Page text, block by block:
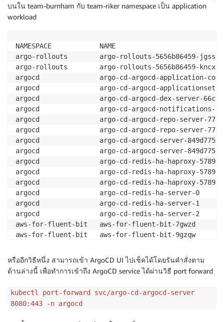
บนใน team-burnham กับ team-riker namespace เป็น application
workload
NAMESPACE            NAME
argo-rollouts        argo-
argo-rollouts        argo-rollouts-
argocd               argo-cd-argocd-
argocd               argo-cd-argocd-
argocd               argo-cd-argocd-dex-
argocd               argo-cd-argocd-notifications-
argocd               argo-cd-argocd-repo-
argocd               argo-cd-argocd-repo-
argocd               argo-cd-argocd-
argocd               argo-cd-argocd-
argocd               argo-cd-redis-ha-
argocd               argo-cd-redis-ha-
argocd               argo-cd-redis-ha-
argocd               argo-cd-
argocd               argo-cd-
argocd               argo-cd-
aws-for-fluent-bit   aws-
aws-for-fluent-bit   aws-
aws-for-fluent-bit   aws-
aws-for-fluent-bit   aws-
cert-manager         cert-
cert-manager         cert-manager-
geolocationapi
geolocationapi
หรืออีกวิธีหนึ่ง สามารถเข้า ArgoCD UI ไปเช็คได้โดยรันคำสั่งตาม
ด้านล่างนี้ เพื่อทำการเข้าถึง ArgoCD service ได้ผ่านวิธี port forward
kubectl port-forward svc/argo-cd-argocd-server
8080:443 -n argocd